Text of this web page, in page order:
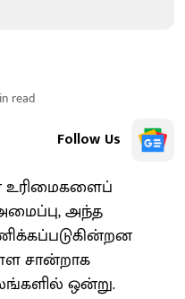
read
Follow Us
உரிமைகளைப்
அந்த
சான்றாக
ஒன்று.